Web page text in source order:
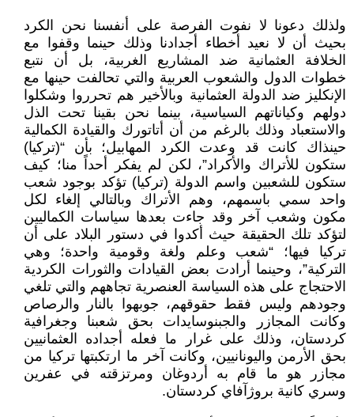
ولذلك دعونا لا نفوت الفرصة على أنفسنا نحن الكرد
بحيث أن لا نعيد أخطاء أجدادنا وذلك حينما وقفوا مع
الخلافة العثمانية ضد المشاريع الغربية، بل أن نتبع
خطوات الدول والشعوب العربية والتي تحالفت حينها مع
الإنكليز ضد الدولة العثمانية وبالأخير هم تحرروا وشكلوا
دولهم وكياناتهم السياسية، بينما نحن بقينا تحت الذل
والاستعباد وذلك بالرغم من أن أتاتورك والقيادة الكمالية
حينذاك كانت قد وعدت الكرد المهابيل؛ بأن “(تركيا)
ستكون للأتراك والأكراد”، لكن لم يفكر أحداً منا؛ كيف
ستكون للشعبين واسم الدولة (تركيا) تؤكد بوجود شعب
واحد سمي باسمهم، وهم الأتراك وبالتالي إلغاء لكل
مكون وشعب آخر وقد جاءت بعدها سياسات الكماليين
لتؤكد تلك الحقيقة حيث أكدوا في دستور البلاد على أن
تركيا فيها؛ “شعب وعلم ولغة وقومية واحدة؛ وهي
التركية”، وحينما أرادت بعض القيادات والثورات الكردية
الاحتجاج على هذه السياسة العنصرية تجاههم والتي تلغي
وجودهم وليس فقط حقوقهم، جوبهوا بالنار والرصاص
وكانت المجازر والجبنوسايدات بحق شعبنا وجغرافية
كردستان، وذلك على غرار ما فعله أجداده العثمانيين
بحق الأرمن واليونانيين، وكانت آخر ما ارتكبتها تركيا من
مجازر هو ما قام به أردوغان ومرتزقته في عفرين
وسري كانية بروژآفاي كردستان.